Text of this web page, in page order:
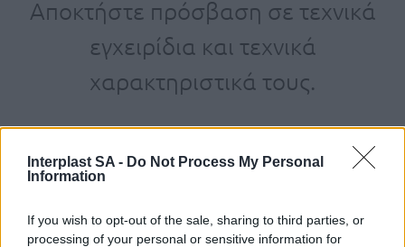
Interplast SA - Do Not Process My Personal
Information
If you wish to opt-out of the sale, sharing to third parties, or
processing of your personal or sensitive information for
Αποκτήστε πρόσβαση σε τεχνικά
εγχειρίδια και τεχνικά
χαρακτηριστικά τους.